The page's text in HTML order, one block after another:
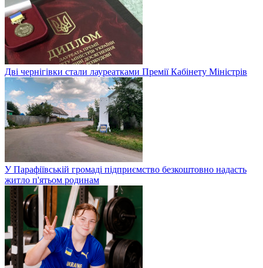
Дві чернігівки стали лауреатками Премії Кабінету Міністрів
У Парафіївській громаді підприємство безкоштовно надасть
житло п'ятьом родинам